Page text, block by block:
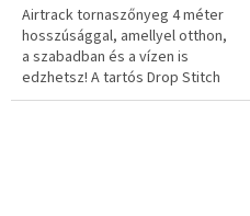
Airtrack tornaszőnyeg 4 méter
hosszúsággal, amellyel otthon,
a szabadban és a vízen is
edzhetsz! A tartós Drop Stitch
anyagnak köszönhetően